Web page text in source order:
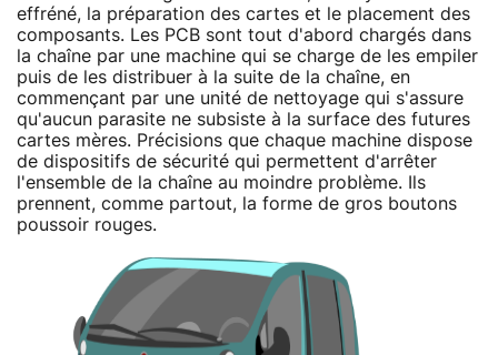
effréné, la préparation des cartes et le placement des
composants. Les PCB sont tout d'abord chargés dans
la chaîne par une machine qui se charge de les empiler
puis de les distribuer à la suite de la chaîne, en
commençant par une unité de nettoyage qui s'assure
qu'aucun parasite ne subsiste à la surface des futures
cartes mères. Précisions que chaque machine dispose
de dispositifs de sécurité qui permettent d'arrêter
l'ensemble de la chaîne au moindre problème. Ils
prennent, comme partout, la forme de gros boutons
poussoir rouges.